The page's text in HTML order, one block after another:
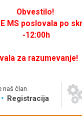
Obvestilo!
poslovala po
-12:00h
za razumevanje!
naš član
Registracija